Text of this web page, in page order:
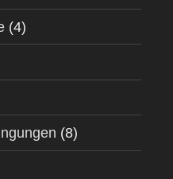
(4)
(8)